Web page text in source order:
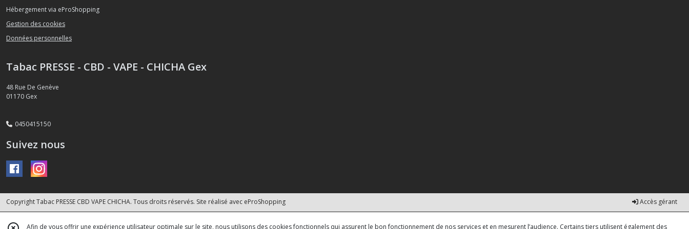
Hébergement via eProShopping
Gestion des cookies
Données personnelles
Tabac PRESSE - CBD - VAPE - CHICHA Gex
48 Rue De Genève
01170 Gex
0450415150
Suivez nous
Copyright Tabac PRESSE CBD VAPE CHICHA. Tous droits réservés. Site réalisé avec eProShopping Accès gérant
Afin de vous offrir une expérience utilisateur optimale sur le site, nous utilisons des cookies fonctionnels qui assurent le bon fonctionnement de nos services et en mesurent l’audience. Certains tiers utilisent également des